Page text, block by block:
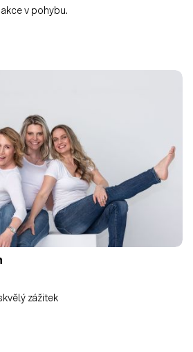
v pohybu.
zážitek